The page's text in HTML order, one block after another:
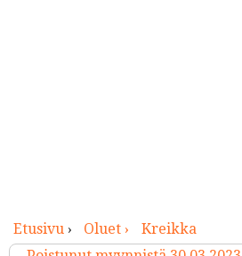
Etusivu› Oluet ›
Kreikka